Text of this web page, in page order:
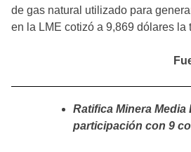
de gas natural utilizado para
en la LME cotizó a 9,869 dólares la
Ratifica Minera
participación con 9